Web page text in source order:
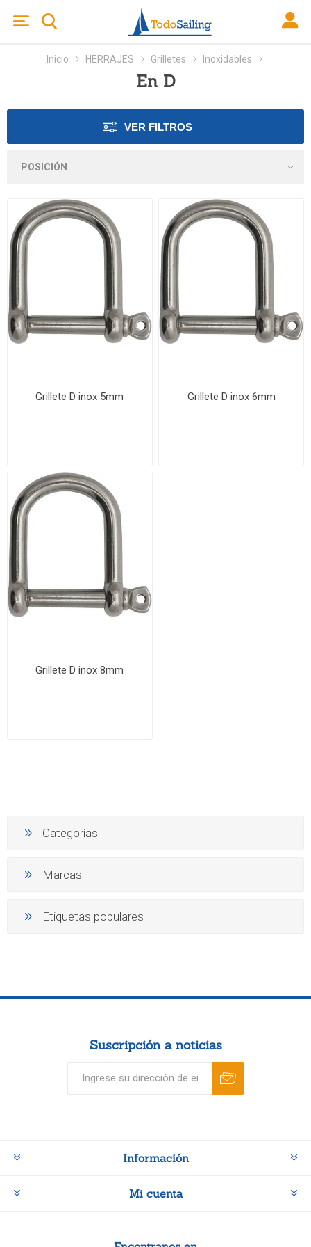
Inicio HERRAJES Grilletes Inoxidables
En D
VER FILTROS
Grillete D inox 5mm Grillete D inox 6mm
Grillete D inox 8mm
Categorías
Marcas
Etiquetas populares
Suscripción a noticias
Información
Mi cuenta